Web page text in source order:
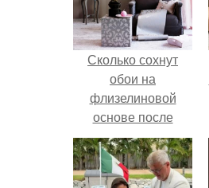
Сколько сохнут
обои на
флизелиновой
основе после
поклейки. Когда
высохнет клей?